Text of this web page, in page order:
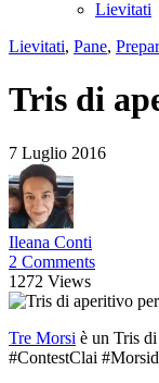
Lievitati
Lievitati, Pane,
Tris di
7 Luglio 2016
Ileana Conti
2 Comments
1272 Views
Tre Morsi è un Tris
#ContestClai